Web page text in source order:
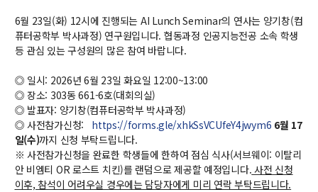
역대학부장
연구실/연구소
연구소
세미나 영상
e-TEC Talks
전기정보세미나
교육
6월 23일(화) 12시에 진행되는 AI Lunch Seminar의 연사는 양기창(컴
퓨터공학부 박사과정) 연구원입니다. 협동과정 인공지능전공 소속 학생
등 관심 있는 구성원의 많은 참여 바랍니다.
◎ 일시: 2026년 6월 23일 화요일 12:00~13:00
◎ 장소: 303동 661-6호(대회의실)
◎ 발표자: 양기창(컴퓨터공학부 박사과정)
◎ 사전참가신청: https://forms.gle/xhkSsVCUfeY4jwym6 6월 17
일(수)까지 신청 부탁드립니다.
※ 사전참가신청을 완료한 학생들에 한하여 점심 식사(서브웨이: 이탈리
안 비엠티 OR 로스트 치킨)를 랜덤으로 제공할 예정입니다. 사전 신청
이후, 참석이 어려우실 경우에는 담당자에게 미리 연락 부탁드립니다.